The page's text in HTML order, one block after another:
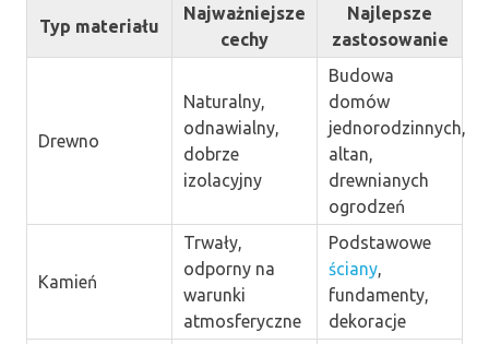
Typ materiału
Najważniejsze
cechy
Najlepsze
zastosowanie
Drewno
Naturalny,
odnawialny,
dobrze
izolacyjny
Budowa
domów
jednorodzinnych,
altan,
drewnianych
ogrodzeń
Kamień
Trwały,
odporny na
warunki
atmosferyczne
Podstawowe
ściany,
fundamenty,
dekoracje